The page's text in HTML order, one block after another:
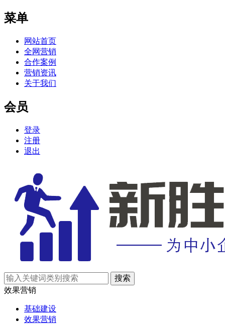
菜单
网站首页
全网营销
合作案例
营销资讯
关于我们
会员
登录
注册
退出
效果营销
基础建设
效果营销